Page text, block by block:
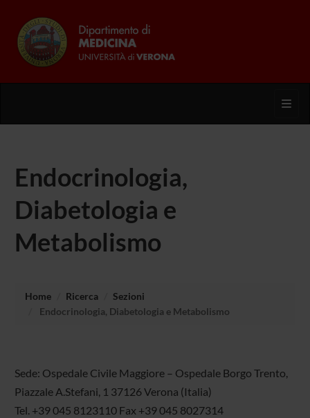
Endocrinologia,
Diabetologia e
Metabolismo
Home Ricerca
Sezioni
Endocrinologia, Diabetologia e Metabolismo
Sede: Ospedale Civile Maggiore – Ospedale Borgo Trento,
Piazzale A.Stefani, 1 37126 Verona (Italia)
Tel. +39 045 8123110 Fax +39 045 8027314